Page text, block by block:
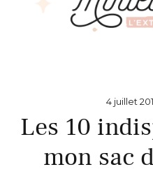
4 juillet
Les 10
mon sac